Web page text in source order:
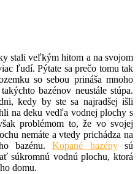
stali veľkým hitom a na svojom
ľudí. Pýtate sa prečo tomu tak
so sebou prináša mnoho
bazénov neustále stúpa.
kedy by ste sa najradšej išli
na deku vedľa vodnej plochy s
problémom to, že vo svojej
nemáte a vtedy prichádza na
bazénu.Kopané bazénysú
súkromnú vodnú plochu, ktorá
domu.